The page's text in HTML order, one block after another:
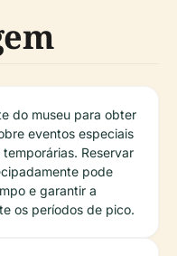
do museu para obter
eventos especiais
Reservar
pode
e garantir a
os períodos de pico.